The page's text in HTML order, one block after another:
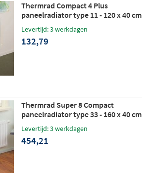
Thermrad Compact 4 Plus
paneelradiator type 11 - 120 x 40 cm
(L x H)
Levertijd: 3 werkdagen
132,79
Thermrad Super 8 Compact
paneelradiator type 33 - 160 x 40 cm
Levertijd: 3 werkdagen
454,21